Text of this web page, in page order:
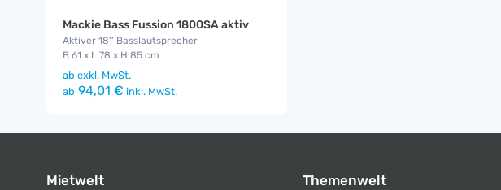
Mackie Bass Fussion 1800SA aktiv
Aktiver 18'' Basslautsprecher
B 61 x L 78 x H 85 cm
ab exkl. MwSt.
ab 94,01 € inkl. MwSt.
Mietwelt Themenwelt